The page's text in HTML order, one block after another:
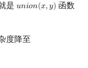
是 𝑢𝑛𝑖𝑜𝑛(𝑥,𝑦)
union(x,y)
函数
度降至